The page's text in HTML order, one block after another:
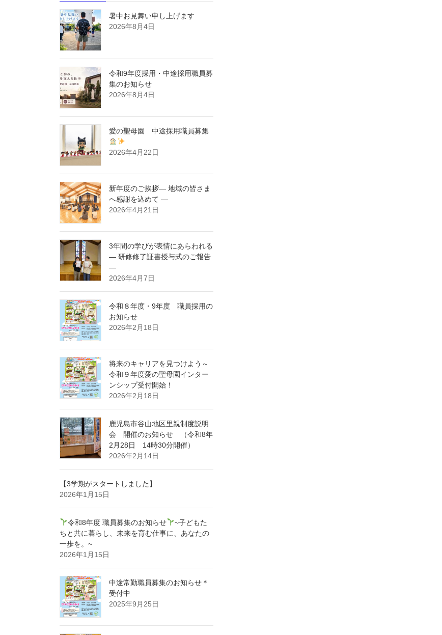
暑中お見舞い申し上げます
2026年8月4日
令和9年度採用・中途採用職員募
集のお知らせ
2026年8月4日
愛の聖母園 中途採用職員募集
2026年4月22日
新年度のご挨拶― 地域の皆さま
へ感謝を込めて ―
2026年4月21日
3年間の学びが表情にあらわれる
― 研修修了証書授与式のご報告
―
2026年4月7日
令和８年度・9年度 職員採用の
お知らせ
2026年2月18日
将来のキャリアを見つけよう～
令和９年度愛の聖母園インター
ンシップ受付開始！
2026年2月18日
鹿児島市谷山地区里親制度説明
会 開催のお知らせ （令和8年
2月28日 14時30分開催）
2026年2月14日
【3学期がスタートしました】
2026年1月15日
令和8年度 職員募集のお知らせ
~子どもた
ちと共に暮らし、未来を育む仕事に、あなたの
一歩を。~
2026年1月15日
中途常勤職員募集のお知らせ＊
受付中
2025年9月25日